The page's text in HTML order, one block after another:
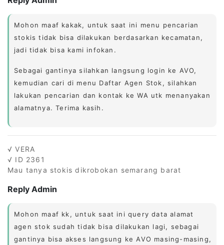
Mohon maaf kakak, untuk saat ini menu pencarian
stokis tidak bisa dilakukan berdasarkan kecamatan,
jadi tidak bisa kami infokan.
Sebagai gantinya silahkan langsung login ke AVO,
kemudian cari di menu Daftar Agen Stok, silahkan
lakukan pencarian dan kontak ke WA utk menanyakan
alamatnya. Terima kasih.
√ VERA
√ ID 2361
Mau tanya stokis dikrobokan semarang barat
Reply Admin
Mohon maaf kk, untuk saat ini query data alamat
agen stok sudah tidak bisa dilakukan lagi, sebagai
gantinya bisa akses langsung ke AVO masing-masing,